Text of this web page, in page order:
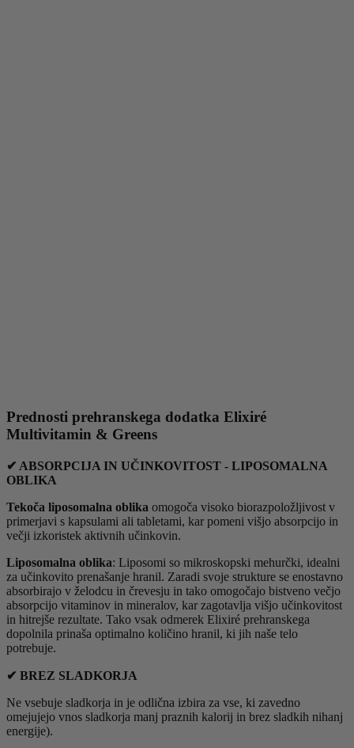
Prednosti prehranskega dodatka Elixiré
Multivitamin & Greens
✔ ABSORPCIJA IN UČINKOVITOST - LIPOSOMALNA
OBLIKA
Tekoča liposomalna oblika omogoča visoko biorazpoložljivost v
primerjavi s kapsulami ali tabletami, kar pomeni višjo absorpcijo in
večji izkoristek aktivnih učinkovin.
Liposomalna oblika: Liposomi so mikroskopski mehurčki, idealni
za učinkovito prenašanje hranil. Zaradi svoje strukture se enostavno
absorbirajo v želodcu in črevesju in tako omogočajo bistveno večjo
absorpcijo vitaminov in mineralov, kar zagotavlja višjo učinkovitost
in hitrejše rezultate. Tako vsak odmerek Elixiré prehranskega
dopolnila prinaša optimalno količino hranil, ki jih naše telo
potrebuje.
✔ BREZ SLADKORJA
Ne vsebuje sladkorja in je odlična izbira za vse, ki zavedno
omejujejo vnos sladkorja manj praznih kalorij in brez sladkih nihanj
energije).